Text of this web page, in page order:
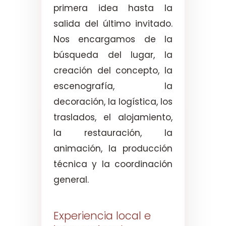
primera idea hasta la
salida del último invitado.
Nos encargamos de la
búsqueda del lugar, la
creación del concepto, la
escenografía, la
decoración, la logística, los
traslados, el alojamiento,
la restauración, la
animación, la producción
técnica y la coordinación
general.
Experiencia local e